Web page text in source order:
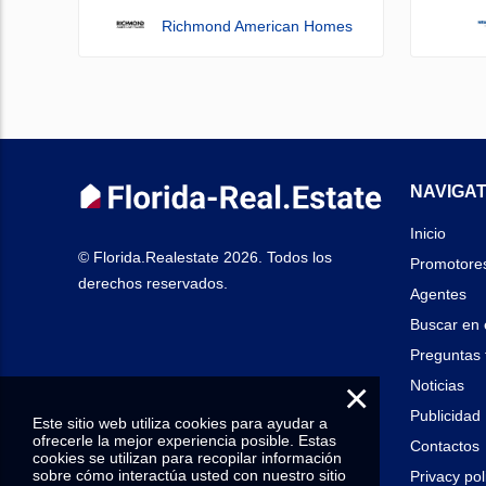
Richmond American Homes
© Florida.Realestate 2026. Todos los
derechos reservados.
Inicio
Agentes
Buscar en
Preguntas
Noticias
Publicidad
Contactos
Privacy
×
Este sitio web utiliza cookies para ayudar a
ofrecerle la mejor experiencia posible. Estas
cookies se utilizan para recopilar información
sobre cómo interactúa usted con nuestro sitio